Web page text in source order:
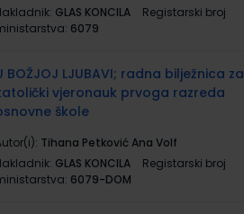
GLAS KONCILA
Registarski broj
6079
BOŽJOJ LJUBAVI; radna bilježnica za
vjeronauk prvoga razreda
škole
Tihana Petković Ana Volf
GLAS KONCILA
Registarski broj
6079-DOM